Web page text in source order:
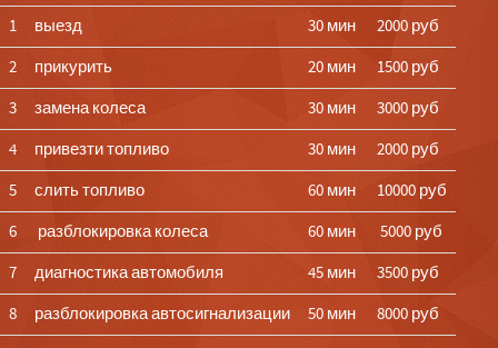
1 выезд 30 мин 2000 руб
2 прикурить 20 мин 1500 руб
3 замена колеса 30 мин 3000 руб
4 привезти топливо 30 мин 2000 руб
5 слить топливо 60 мин 10000 руб
6 разблокировка колеса 60 мин 5000 руб
7 диагностика автомобиля 45 мин 3500 руб
8 разблокировка автосигнализации 50 мин 8000 руб